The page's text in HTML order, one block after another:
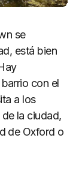
se
está bien
con el
a los
la ciudad,
de Oxford o